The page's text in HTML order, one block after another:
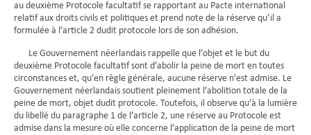
au deuxième Protocole facultatif se rapportant au Pacte international
relatif aux droits civils et politiques et prend note de la réserve qu’il a
formulée à l’article 2 dudit protocole lors de son adhésion.
Le Gouvernement néerlandais rappelle que l’objet et le but du
deuxième Protocole facultatif sont d’abolir la peine de mort en toutes
circonstances et, qu’en règle générale, aucune réserve n’est admise. Le
Gouvernement néerlandais soutient pleinement l’abolition totale de la
peine de mort, objet dudit protocole. Toutefois, il observe qu’à la lumière
du libellé du paragraphe 1 de l’article 2, une réserve au Protocole est
admise dans la mesure où elle concerne l’application de la peine de mort